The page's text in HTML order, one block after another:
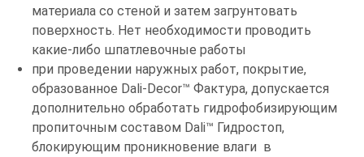
материала со стеной и затем загрунтовать
поверхность. Нет необходимости проводить
какие-либо шпатлевочные работы
при проведении наружных работ, покрытие,
образованное Dali-Decor™ Фактура, допускается
дополнительно обработать гидрофобизирующим
пропиточным составом Dali™ Гидростоп,
блокирующим проникновение влаги в